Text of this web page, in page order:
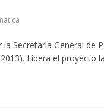
Secretaría General de
Lidera el proyecto